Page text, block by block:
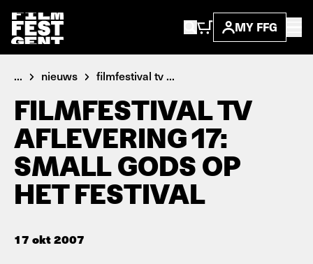
MY FFG
... nieuws filmfestival tv ...
FILMFESTIVAL TV
AFLEVERING 17:
SMALL GODS OP
HET FESTIVAL
17 okt 2007